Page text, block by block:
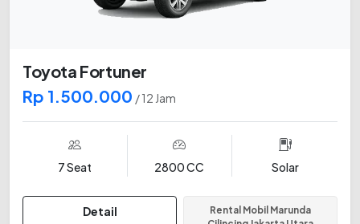
Toyota Fortuner
Rp 1.500.000 / 12 Jam
7 Seat 2800 CC Solar
Detail
Rental Mobil Marunda